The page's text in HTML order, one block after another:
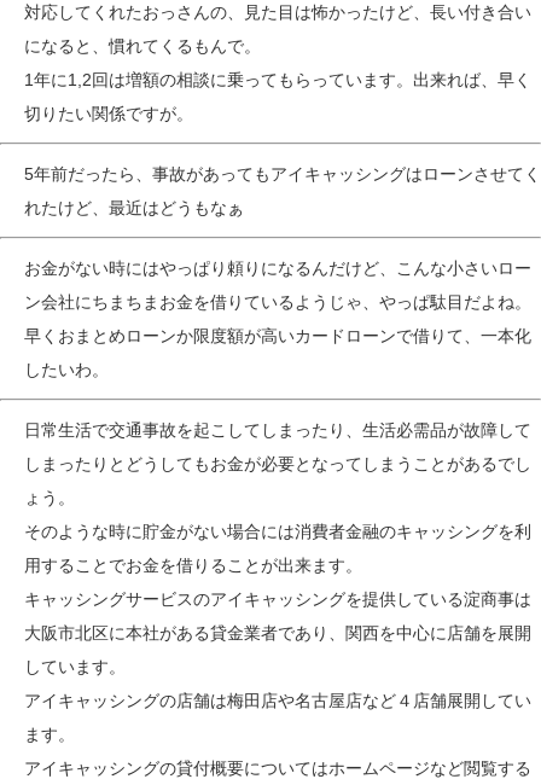
対応してくれたおっさんの、見た目は怖かったけど、長い付き合い
になると、慣れてくるもんで。
1年に1,2回は増額の相談に乗ってもらっています。出来れば、早く
切りたい関係ですが。
5年前だったら、事故があってもアイキャッシングはローンさせてく
れたけど、最近はどうもなぁ
お金がない時にはやっぱり頼りになるんだけど、こんな小さいロー
ン会社にちまちまお金を借りているようじゃ、やっぱ駄目だよね。
早くおまとめローンか限度額が高いカードローンで借りて、一本化
したいわ。
日常生活で交通事故を起こしてしまったり、生活必需品が故障して
しまったりとどうしてもお金が必要となってしまうことがあるでし
ょう。
そのような時に貯金がない場合には消費者金融のキャッシングを利
用することでお金を借りることが出来ます。
キャッシングサービスのアイキャッシングを提供している淀商事は
大阪市北区に本社がある貸金業者であり、関西を中心に店舗を展開
しています。
アイキャッシングの店舗は梅田店や名古屋店など４店舗展開してい
ます。
アイキャッシングの貸付概要についてはホームページなど閲覧する